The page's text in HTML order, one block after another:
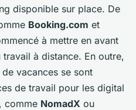
disponible sur place. De
Booking.com et
à mettre en avant
à distance. En outre,
vacances se sont
de travail pour les digital
comme NomadX ou